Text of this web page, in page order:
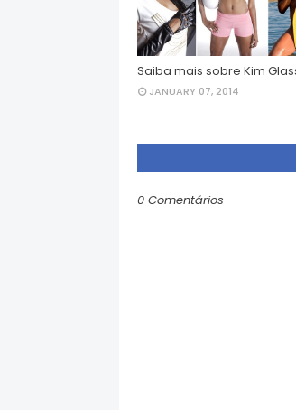
Saiba mais sobre Kim
JANUARY 07, 2014
0 Comentários